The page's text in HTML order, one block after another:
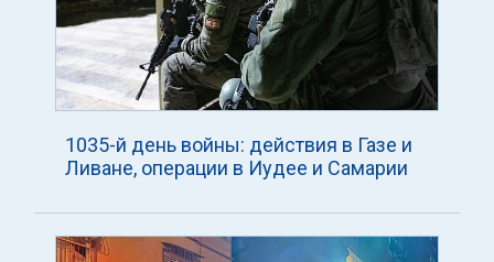
1035-й день войны: действия в Газе и
Ливане, операции в Иудее и Самарии